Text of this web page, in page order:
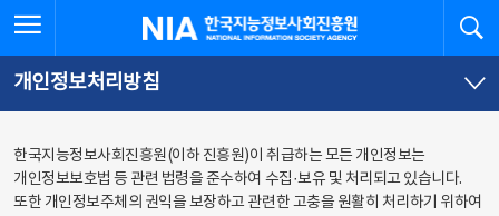
바로가기
바로가기
한국지능정보사회진흥원
개인정보처리방침
한국지능정보사회진흥원(이하 진흥원)이 취급하는 모든 개인정보는
개인정보보호법 등 관련 법령을 준수하여 수집·보유 및 처리되고 있습니다.
또한 개인정보주체의 권익을 보장하고 관련한 고충을 원활히 처리하기 위하여